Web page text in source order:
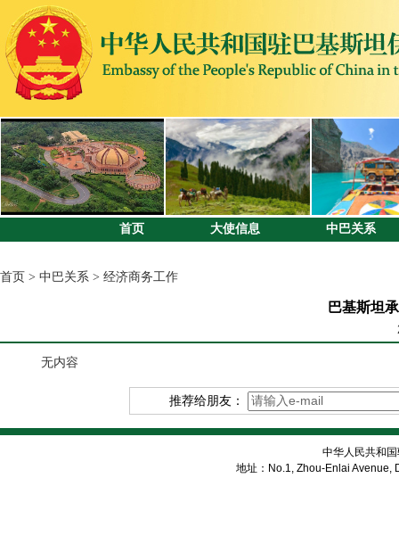
首页 大使信息 中巴关系
首页 > 中巴关系 > 经济商务工作
巴基斯坦
无内容
推荐给朋友：
中华人民共和
地址：No.1, Zhou-Enlai Avenue,